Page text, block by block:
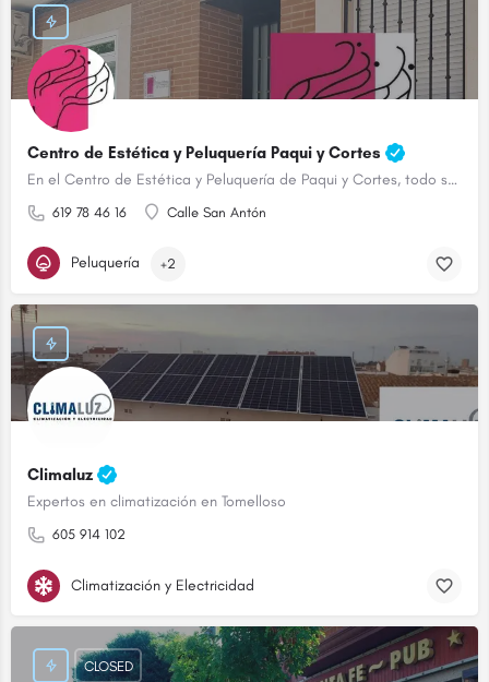
Centro de Estética y Peluquería Paqui y Cortes
En el Centro de Estética y Peluquería de Paqui y Cortes, todo son ventajas.
619 78 46 16 Calle San Antón
Peluquería +2
Climaluz
Expertos en climatización en Tomelloso
605 914 102
Climatización y Electricidad
CLOSED